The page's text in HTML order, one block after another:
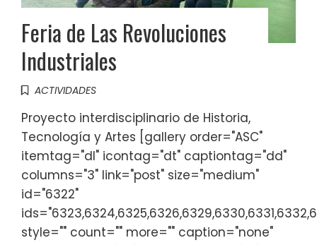
Feria de Las Revoluciones
Industriales
ACTIVIDADES
Proyecto interdisciplinario de Historia,
Tecnología y Artes [gallery order="ASC"
itemtag="dl" icontag="dt" captiontag="dd"
columns="3" link="post" size="medium"
id="6322"
style="" count="" more="" caption="none"